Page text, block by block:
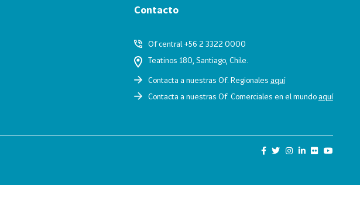
Contacto
Of central +56 2 3322 0000
Teatinos 180, Santiago, Chile.
Contacta a nuestras Of. Regionales aquí
Contacta a nuestras Of. Comerciales en el mundoaquí